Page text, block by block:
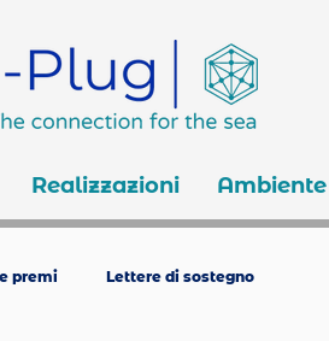
Realizzazioni Ambiente
premi Lettere di sostegno